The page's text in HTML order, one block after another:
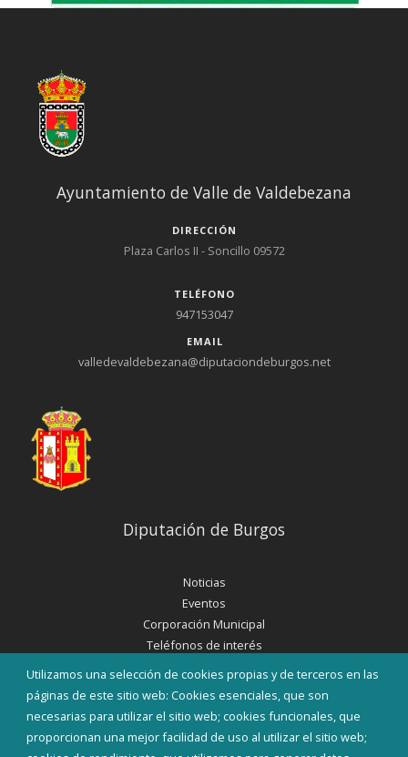
Utilizamos una selección de cookies propias y de terceros en las
páginas de este sitio web: Cookies esenciales, que son
necesarias para utilizar el sitio web; cookies funcionales, que
proporcionan una mejor facilidad de uso al utilizar el sitio web;
Ayuntamiento de Valle de Valdebezana
DIRECCIÓN
Plaza Carlos II - Soncillo 09572
TELÉFONO
947153047
EMAIL
valledevaldebezana@diputaciondeburgos.net
Diputación de Burgos
Noticias
Eventos
Corporación Municipal
Teléfonos de interés
INICIAR SESIÓN
MAPA WEB